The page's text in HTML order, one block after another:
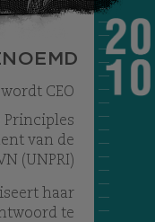
CEO
Principles
van de
(UNPRI)
haar
te